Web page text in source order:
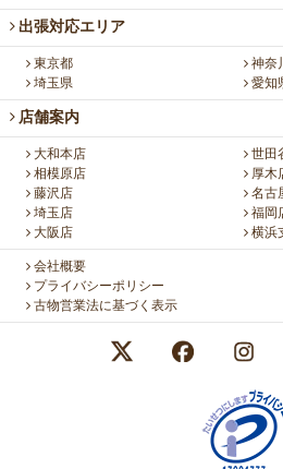
出張対応エリア
東京都
神奈
埼玉県
愛知
店舗案内
大和本店
世田
相模原店
厚木
藤沢店
名古
埼玉店
福岡
大阪店
横浜
会社概要
プライバシーポリシー
古物営業法に基づく表示